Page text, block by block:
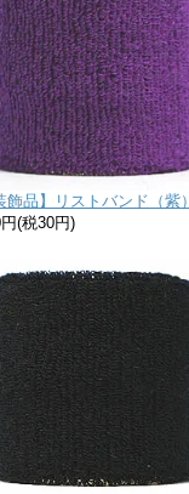
飾品】リストバンド（紫）
(税30円)